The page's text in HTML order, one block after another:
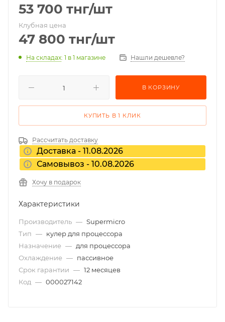
53 700 тнг/шт
Клубная цена
47 800 тнг/шт
На складах: 1 в 1 магазине Нашли дешевле?
В КОРЗИНУ
КУПИТЬ В 1 КЛИК
Рассчитать доставку
Доставка - 11.08.2026
Самовывоз - 10.08.2026
Хочу в подарок
Характеристики
Производитель — Supermicro
Тип — кулер для процессора
Назначение — для процессора
Охлаждение — пассивное
Срок гарантии — 12 месяцев
Код — 000027142